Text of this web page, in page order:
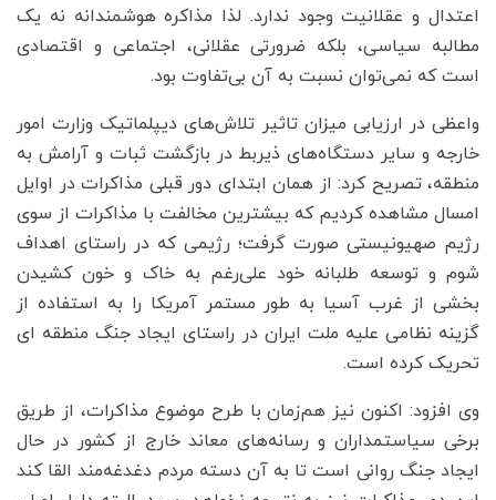
اعتدال و عقلانیت وجود ندارد. لذا مذاکره هوشمندانه نه یک
مطالبه سیاسی، بلکه ضرورتی عقلانی، اجتماعی و اقتصادی
است که نمی‌توان نسبت به آن بی‌تفاوت بود.
واعظی در ارزیابی میزان تاثیر تلاش‌های دیپلماتیک وزارت امور
خارجه و سایر دستگاه‌های ذیربط در بازگشت ثبات و آرامش به
منطقه، تصریح کرد: از همان ابتدای دور قبلی مذاکرات در اوایل
امسال مشاهده کردیم که بیشترین مخالفت با مذاکرات از سوی
رژیم صهیونیستی صورت گرفت؛ رژیمی که در راستای اهداف
شوم و توسعه طلبانه خود علی‌رغم به خاک و خون کشیدن
بخشی از غرب آسیا به طور مستمر آمریکا را به استفاده از
گزینه نظامی علیه ملت ایران در راستای ایجاد جنگ منطقه ای
تحریک کرده است.
وی افزود: اکنون نیز هم‌زمان با طرح موضوع مذاکرات، از طریق
برخی سیاستمداران و رسانه‌های معاند خارج از کشور در حال
ایجاد جنگ روانی است تا به آن دسته مردم دغدغه‌مند القا کند